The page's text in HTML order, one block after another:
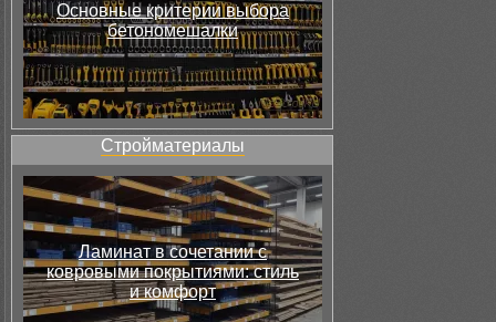
Основные критерии выбора
бетономешалки
Стройматериалы
Ламинат в сочетании с
ковровыми покрытиями: стиль
и комфорт